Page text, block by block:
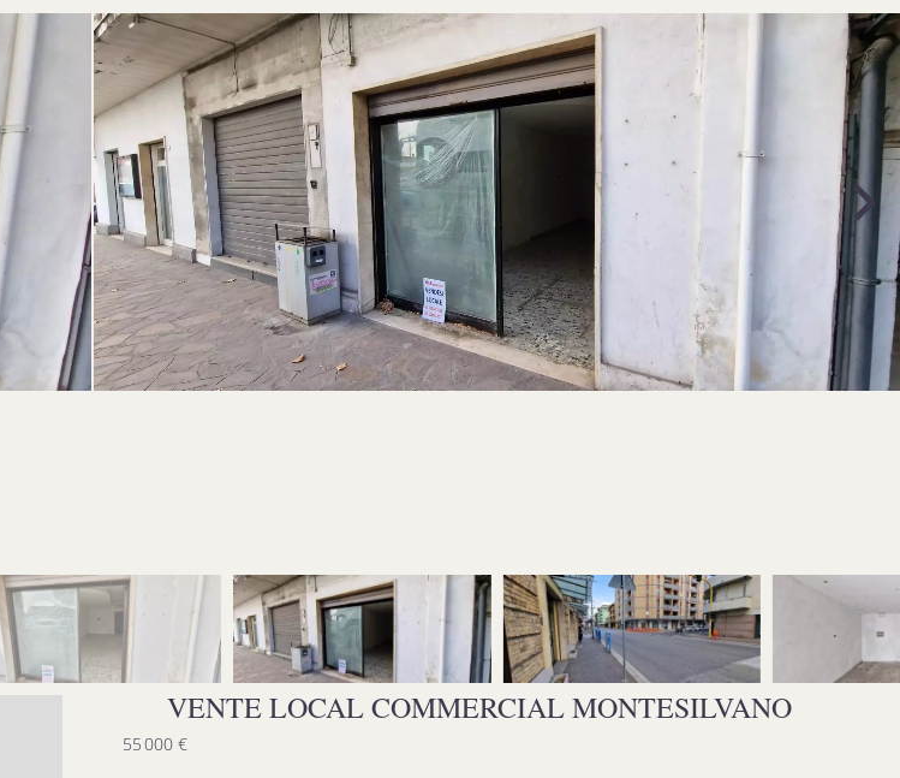
VENTE LOCAL COMMERCIAL MONTESILVANO
55 000 €